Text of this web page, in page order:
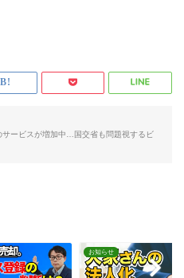
サービスが増加中…国交省も問題視するビ
お知らせ